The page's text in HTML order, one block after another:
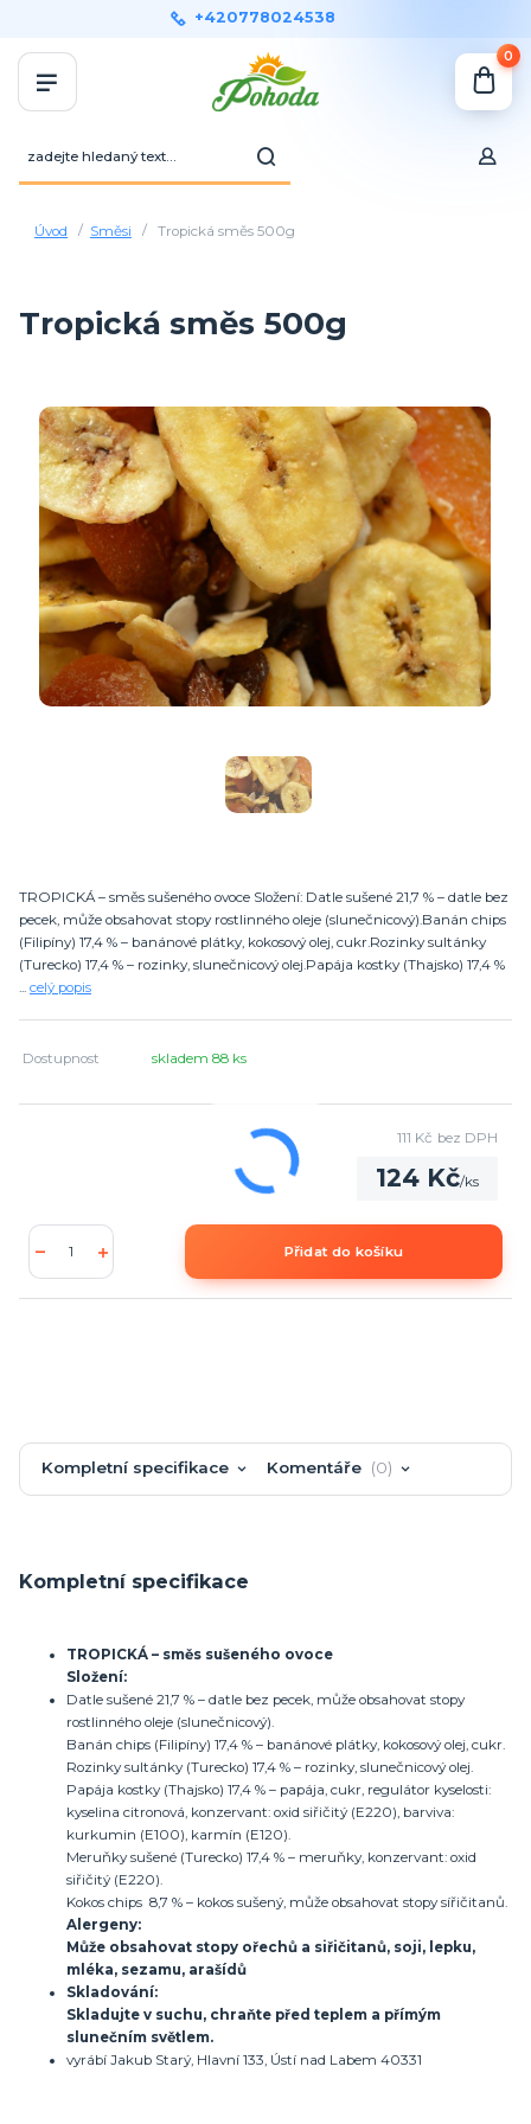
+420778024538
0
Úvod Směsi Tropická směs 500g
Tropická směs 500g
TROPICKÁ – směs sušeného ovoce Složení: Datle sušené 21,7 % – datle bez
pecek, může obsahovat stopy rostlinného oleje (slunečnicový).Banán chips
(Filipíny) 17,4 % – banánové plátky, kokosový olej, cukr.Rozinky sultánky
(Turecko) 17,4 % – rozinky, slunečnicový olej.Papája kostky (Thajsko) 17,4 %
celý popis
Dostupnost skladem 88 ks
124 Kč/ks
111 Kč bez DPH
Přidat do košíku
Kompletní specifikace Komentáře 0
Kompletní specifikace
TROPICKÁ – směs sušeného ovoce
Složení:
Datle sušené 21,7 % – datle bez pecek, může obsahovat stopy
rostlinného oleje (slunečnicový).
Banán chips (Filipíny) 17,4 % – banánové plátky, kokosový olej, cukr.
Rozinky sultánky (Turecko) 17,4 % – rozinky, slunečnicový olej.
Papája kostky (Thajsko) 17,4 % – papája, cukr, regulátor kyselosti:
kyselina citronová, konzervant: oxid siřičitý (E220), barviva:
kurkumin (E100), karmín (E120).
Meruňky sušené (Turecko) 17,4 % – meruňky, konzervant: oxid
siřičitý (E220).
Kokos chips 8,7 % – kokos sušený, může obsahovat stopy sířičitanů.
Alergeny:
Může obsahovat stopy ořechů a siřičitanů, soji, lepku,
mléka, sezamu, arašídů
Skladování:
Skladujte v suchu, chraňte před teplem a přímým
slunečním světlem.
vyrábí Jakub Starý, Hlavní 133, Ústí nad Labem 40331